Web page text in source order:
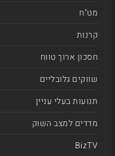
מט"ח
קרנות
חסכון ארוך טווח
שווקים גלובליים
תנועות בעלי עניין
מדדים למצב השוק
BizTV